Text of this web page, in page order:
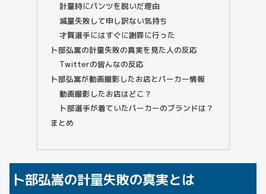
計量時にパンツを脱いだ理由
減量失敗して申し訳ない気持ち
才賀選手にはすぐに謝罪に行った
卜部弘嵩の計量失敗の真実を見た人の反応
Twitterの皆んなの反応
卜部弘嵩が動画撮影したお店とパーカー情報
動画撮影したお店はどこ？
卜部選手が着ていたパーカーのブランドは？
まとめ
卜部弘嵩の計量失敗の真実とは